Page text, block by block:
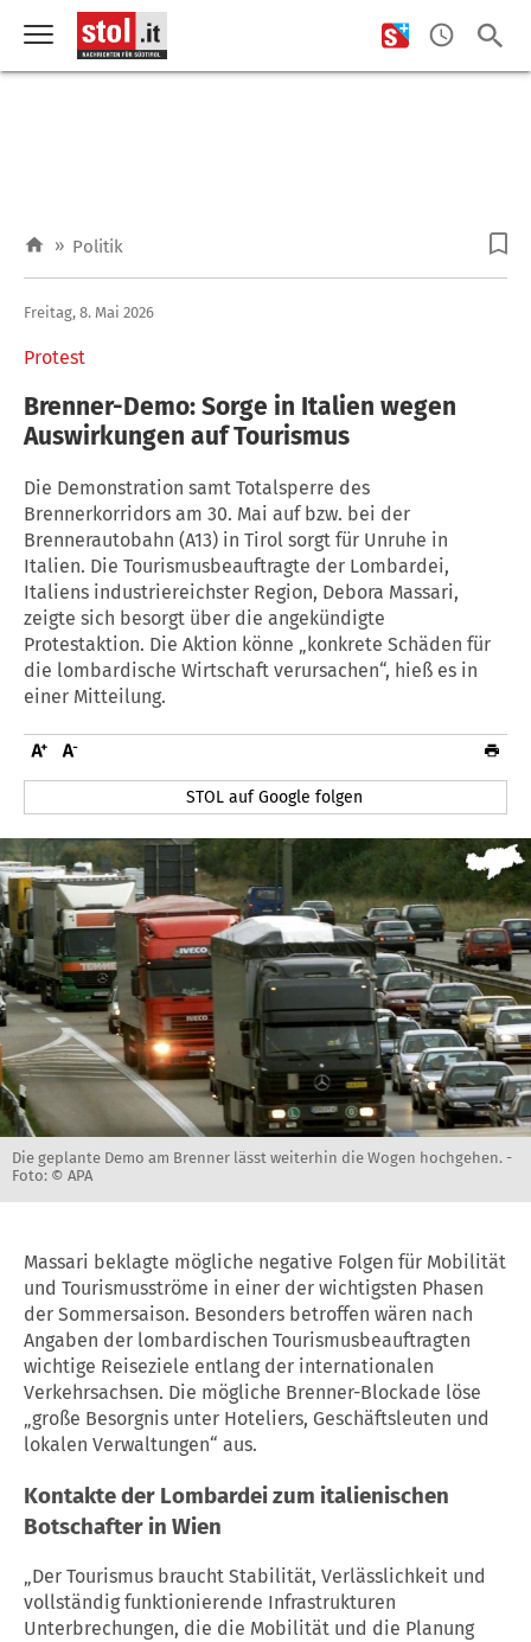
» Politik
Protest
Freitag, 8. Mai 2026
Brenner-Demo: Sorge in Italien wegen
Auswirkungen auf Tourismus
Die Demonstration samt Totalsperre des
Brennerkorridors am 30. Mai auf bzw. bei der
Brennerautobahn (A13) in Tirol sorgt für Unruhe in
Italien. Die Tourismusbeauftragte der Lombardei,
Italiens industriereichster Region, Debora Massari,
zeigte sich besorgt über die angekündigte
Protestaktion. Die Aktion könne „konkrete Schäden für
die lombardische Wirtschaft verursachen“, hieß es in
einer Mitteilung.
STOL auf Google folgen
Die geplante Demo am Brenner lässt weiterhin die Wogen hochgehen. -
Foto: © APA
Massari beklagte mögliche negative Folgen für Mobilität
und Tourismusströme in einer der wichtigsten Phasen
der Sommersaison. Besonders betroffen wären nach
Angaben der lombardischen Tourismusbeauftragten
wichtige Reiseziele entlang der internationalen
Verkehrsachsen. Die mögliche Brenner-Blockade löse
„große Besorgnis unter Hoteliers, Geschäftsleuten und
lokalen Verwaltungen“ aus.
Kontakte der Lombardei zum italienischen
Botschafter in Wien
„Der Tourismus braucht Stabilität, Verlässlichkeit und
vollständig funktionierende Infrastrukturen
Unterbrechungen, die die Mobilität und die Planung